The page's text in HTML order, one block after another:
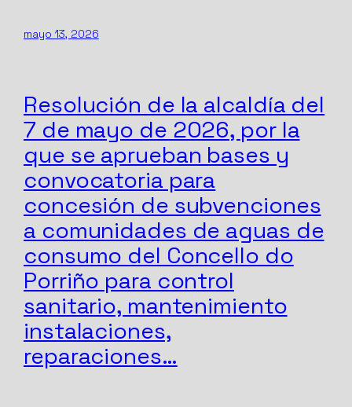
mayo 13, 2026
Resolución de la alcaldía del
7 de mayo de 2026, por la
que se aprueban bases y
convocatoria para
concesión de subvenciones
a comunidades de aguas de
consumo del Concello do
Porriño para control
sanitario, mantenimiento
instalaciones,
reparaciones…